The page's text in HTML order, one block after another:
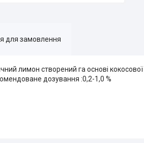
для замовлення
лимон створений га основі кокосової
дозування :0,2-1,0 %